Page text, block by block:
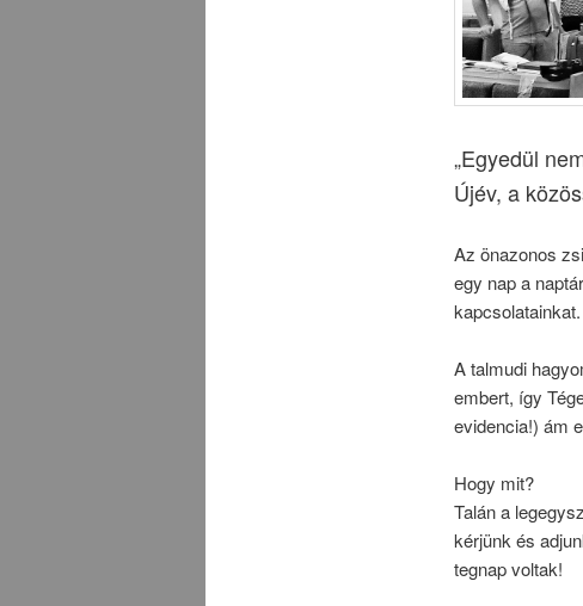
„Egyedül
Újév, a
Az önazonos
egy nap a
kapcsolatainkat.
A talmudi
embert, így
evidencia!) ám
Hogy mit?
Talán a
kérjünk és
tegnap voltak!